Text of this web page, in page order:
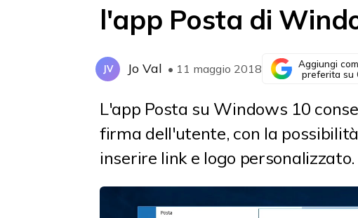
l'app Posta di
JV Jo Val • 11 maggio 2018
Aggiungi
preferita su
L'app Posta su Windows 10
firma dell'utente, con la
inserire link e logo personalizzato.